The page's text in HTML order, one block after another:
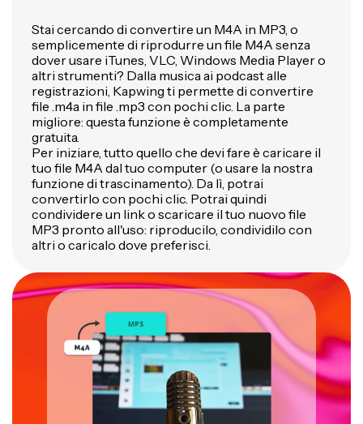
Stai cercando di convertire un M4A in MP3, o
semplicemente di riprodurre un file M4A senza
dover usare iTunes, VLC, Windows Media Player o
altri strumenti? Dalla musica ai podcast alle
registrazioni, Kapwing ti permette di convertire
file .m4a in file .mp3 con pochi clic. La parte
migliore: questa funzione è completamente
gratuita.
Per iniziare, tutto quello che devi fare è caricare il
tuo file M4A dal tuo computer (o usare la nostra
funzione di trascinamento). Da lì, potrai
convertirlo con pochi clic. Potrai quindi
condividere un link o scaricare il tuo nuovo file
MP3 pronto all'uso: riproducilo, condividilo con
altri o caricalo dove preferisci.